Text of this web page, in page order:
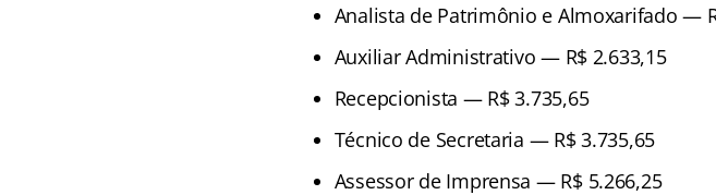
Analista de Patrimônio e Almoxarifado —
Auxiliar Administrativo — R$ 2.633,15
Recepcionista — R$ 3.735,65
Técnico de Secretaria — R$ 3.735,65
Assessor de Imprensa — R$ 5.266,25